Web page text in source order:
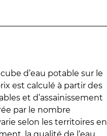
d’eau potable sur le
est calculé à partir des
et d’assainissement
par le nombre
selon les territoires en